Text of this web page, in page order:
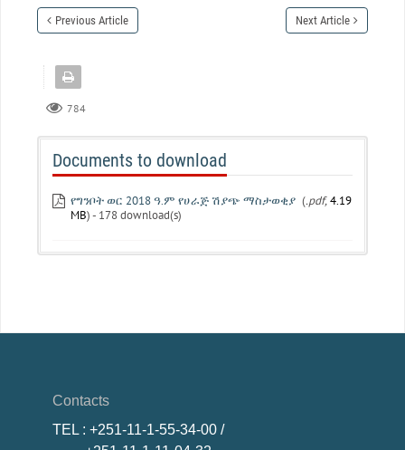
Previous Article Next Article
784
Documents to download
የግንቦት ወር 2018 ዓ.ም የሀራጅ ሽያጭ ማስታወቂያ (.pdf,4.19
MB) - 178 download(s)
Contacts
TEL : +251-11-1-55-34-00 /